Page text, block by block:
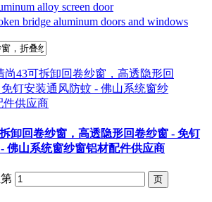
alloy screen door
bridge aluminum doors and windows
卸回卷纱窗，高透隐形回卷纱窗 - 免钉
佛山系统窗纱窗铝材配件供应商